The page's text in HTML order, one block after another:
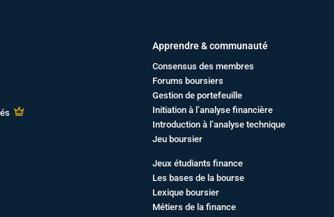
Apprendre & communauté
Consensus des membres
Forums boursiers
Gestion de portefeuille
Initiation à l’analyse financière
Introduction à l’analyse technique
Jeu boursier
Jeux étudiants finance
Les bases de la bourse
Lexique boursier
Métiers de la finance